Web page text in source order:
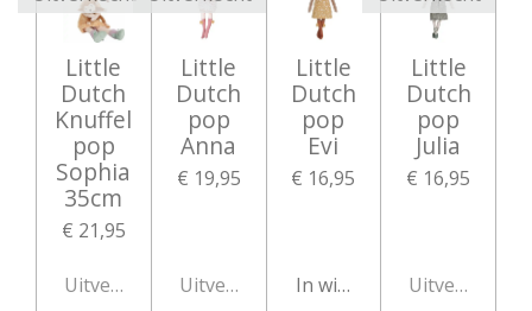
Little
Dutch
Knuffel
pop
Sophia
35cm
€ 21,95
Uitverkocht
Little
Dutch
pop
Anna
€ 19,95
Uitverkocht
Little
Dutch
pop
Evi
€ 16,95
In winkelwagen
Little
Dutch
pop
Julia
€ 16,95
Uitverkocht